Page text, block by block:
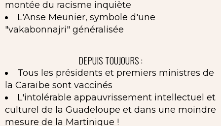
montée du racisme inquiète
L'Anse Meunier, symbole d'une
"vakabonnajri" généralisée
DEPUIS TOUJOURS :
Tous les présidents et premiers ministres de
la Caraïbe sont vaccinés
L'intolérable appauvrissement intellectuel et
culturel de la Guadeloupe et dans une moindre
mesure de la Martinique !